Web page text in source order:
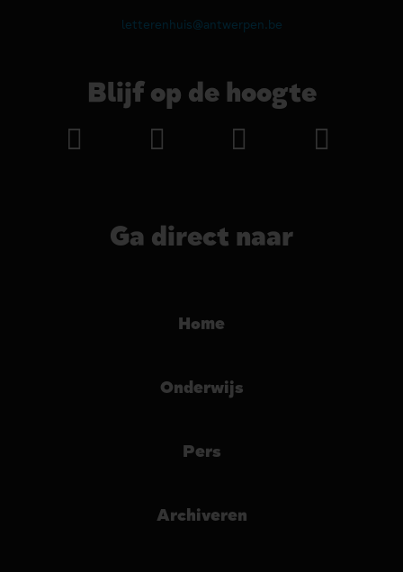
letterenhuis@antwerpen.be
Blijf op de hoogte
Ga direct naar
Home
Onderwijs
Pers
Archiveren